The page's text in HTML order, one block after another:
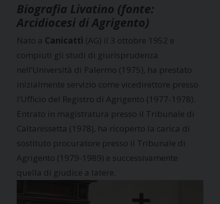
Biografia Livatino (fonte:
Arcidiocesi di Agrigento)
Nato a Canicattì (AG) il 3 ottobre 1952 e
compiuti gli studi di giurisprudenza
nell’Università di Palermo (1975), ha prestato
inizialmente servizio come vicedirettore presso
l’Ufficio del Registro di Agrigento (1977-1978).
Entrato in magistratura presso il Tribunale di
Caltanissetta (1978), ha ricoperto la carica di
sostituto procuratore presso il Tribunale di
Agrigento (1979-1989) e successivamente
quella di giudice a latere.